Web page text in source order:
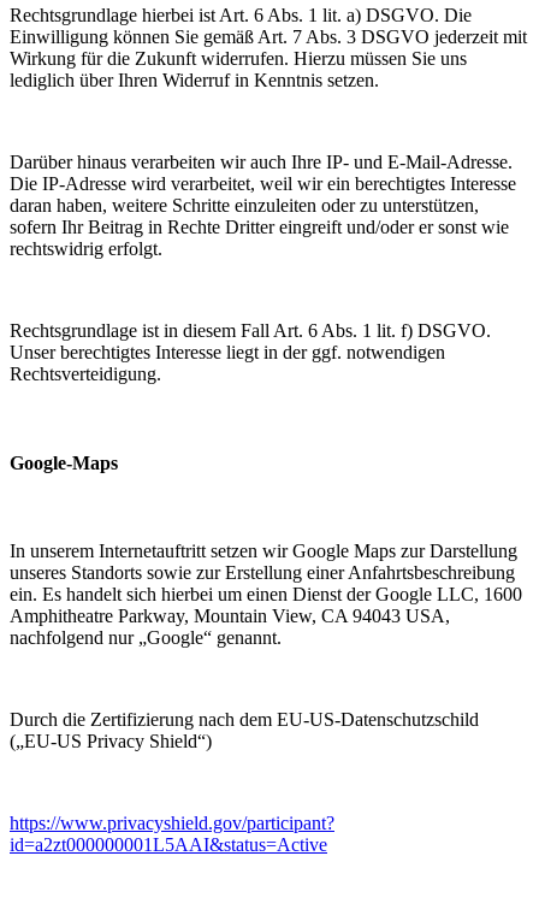
Rechtsgrundlage hierbei ist Art. 6 Abs. 1 lit. a) DSGVO. Die
Einwilligung können Sie gemäß Art. 7 Abs. 3 DSGVO jederzeit mit
Wirkung für die Zukunft widerrufen. Hierzu müssen Sie uns
lediglich über Ihren Widerruf in Kenntnis setzen.
Darüber hinaus verarbeiten wir auch Ihre IP- und E-Mail-Adresse.
Die IP-Adresse wird verarbeitet, weil wir ein berechtigtes Interesse
daran haben, weitere Schritte einzuleiten oder zu unterstützen,
sofern Ihr Beitrag in Rechte Dritter eingreift und/oder er sonst wie
rechtswidrig erfolgt.
Rechtsgrundlage ist in diesem Fall Art. 6 Abs. 1 lit. f) DSGVO.
Unser berechtigtes Interesse liegt in der ggf. notwendigen
Rechtsverteidigung.
Google-Maps
In unserem Internetauftritt setzen wir Google Maps zur Darstellung
unseres Standorts sowie zur Erstellung einer Anfahrtsbeschreibung
ein. Es handelt sich hierbei um einen Dienst der Google LLC, 1600
Amphitheatre Parkway, Mountain View, CA 94043 USA,
nachfolgend nur „Google“ genannt.
Durch die Zertifizierung nach dem EU-US-Datenschutzschild
(„EU-US Privacy Shield“)
https://www.privacyshield.gov/participant?
id=a2zt000000001L5AAI&status=Active